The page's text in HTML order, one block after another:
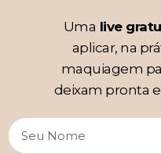
Uma live
aplicar, na
maquiagem
deixam pronta
Seu Nome